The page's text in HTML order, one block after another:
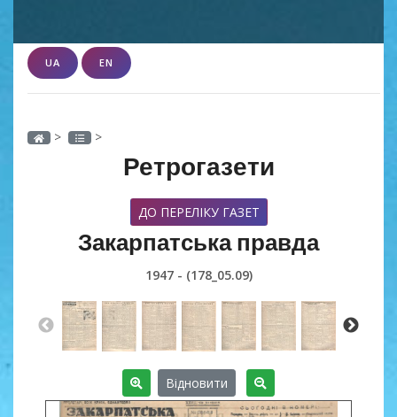
UA EN
> >
Ретрогазети
ДО ПЕРЕЛІКУ ГАЗЕТ
Закарпатська правда
1947 - (178_05.09)
Відновити